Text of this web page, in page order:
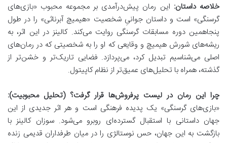
خلاصه داستان: این رمان پیش‌درآمدی بر مجموعه محبوب «بازی‌های
گرسنگی» است و داستان جوانیِ شخصیت «هیمیچ آبرناثی» را در طول
پنجاهمین دوره مسابقات گرسنگی روایت می‌کند. کالینز در این اثر، به
ریشه‌های شورش هیمیچ و وقایعی که او را به شخصیتی که در رمان‌های
اصلی می‌شناسیم تبدیل کرد، می‌پردازد. فضایی تاریک‌تر و خشن‌تر از
گذشته، همراه با تحلیل‌های عمیق‌تر از نظام کاپیتول.
چرا این رمان در لیست پرفروش‌ها قرار گرفت؟ (تحلیل محبوبیت):
«بازی‌های گرسنگی» یک پدیده فرهنگی است و هر اثر جدیدی از این
جهان داستانی با استقبال گسترده‌ای روبرو می‌شود. سوزان کالینز با
بازگشت به این جهان، حس نوستالژی را در میان طرفداران قدیمی زنده